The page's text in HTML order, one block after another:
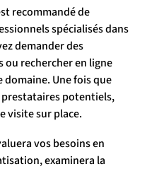
recommandé de
spécialisés dans
demander des
ou rechercher en ligne
Une fois que
potentiels,
visite sur place.
vos besoins en
examinera la